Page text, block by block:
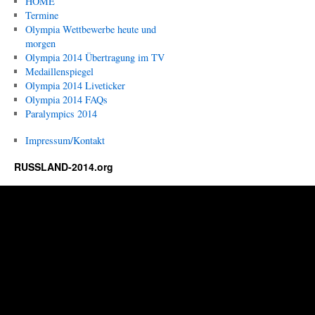
Termine
Olympia Wettbewerbe heute und
morgen
Olympia 2014 Übertragung im TV
Medaillenspiegel
Olympia 2014 Liveticker
Olympia 2014 FAQs
Paralympics 2014
Impressum/Kontakt
RUSSLAND-2014.org